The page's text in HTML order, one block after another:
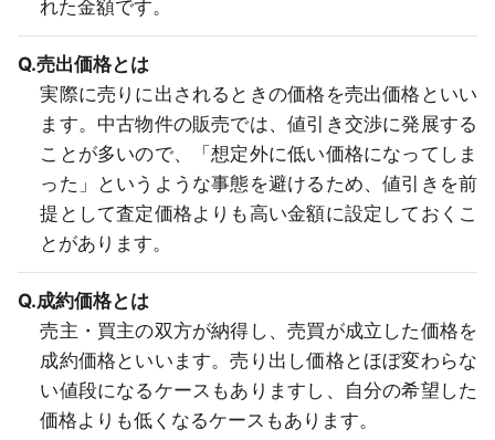
れた金額です。
Q.売出価格とは
実際に売りに出されるときの価格を売出価格といい
ます。中古物件の販売では、値引き交渉に発展する
ことが多いので、「想定外に低い価格になってしま
った」というような事態を避けるため、値引きを前
提として査定価格よりも高い金額に設定しておくこ
とがあります。
Q.成約価格とは
売主・買主の双方が納得し、売買が成立した価格を
成約価格といいます。売り出し価格とほぼ変わらな
い値段になるケースもありますし、自分の希望した
価格よりも低くなるケースもあります。